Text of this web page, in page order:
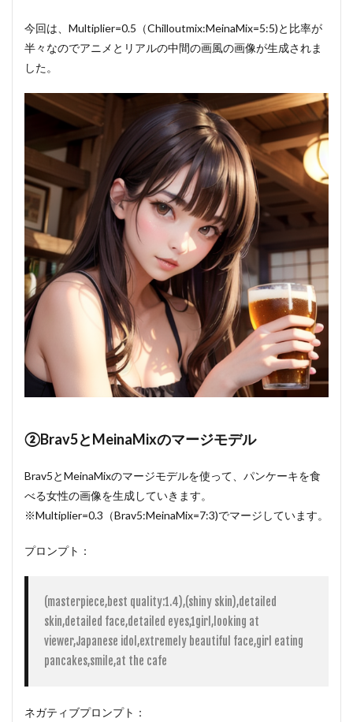
今回は、Multiplier=0.5（Chilloutmix:MeinaMix=5:5)と比率が
半々なのでアニメとリアルの中間の画風の画像が生成されま
した。
②Brav5とMeinaMixのマージモデル
Brav5とMeinaMixのマージモデルを使って、パンケーキを食
べる女性の画像を生成していきます。
※Multiplier=0.3（Brav5:MeinaMix=7:3)でマージしています。
プロンプト：
(masterpiece,best quality:1.4),(shiny skin),detailed
skin,detailed face,detailed eyes,1girl,looking at
viewer,Japanese idol,extremely beautiful face,girl eating
pancakes,smile,at the cafe
ネガティブプロンプト：